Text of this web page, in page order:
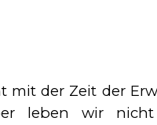
mit der Zeit der
leben wir